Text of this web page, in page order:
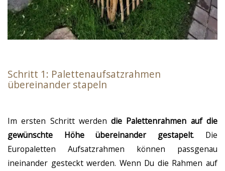
Schritt 1: Palettenaufsatzrahmen
übereinander stapeln
Im ersten Schritt werdendie Palettenrahmen auf die
gewünschte Höhe übereinander gestapelt. Die
Europaletten Aufsatzrahmen können passgenau
ineinander gesteckt werden. Wenn Du die Rahmen auf